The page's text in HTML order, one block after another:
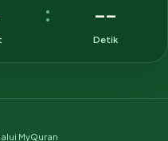
: --
Detik
MyQuran